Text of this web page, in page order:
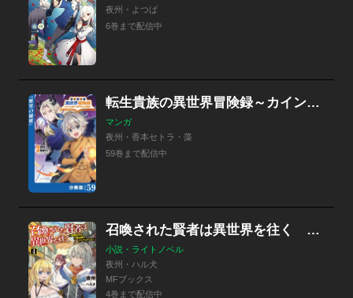
夜州・よつば
6巻まで配信中
転生貴族の異世界冒険録～カインのやりすぎギルド日記～【分冊版】
マンガ
夜州・香本セトラ・藻
59巻まで配信中
召喚された賢者は異世界を往く ～最強なのは不要在庫のアイテムでした～
小説・ライトノベル
夜州・ハル犬
MFブックス
4巻まで配信中